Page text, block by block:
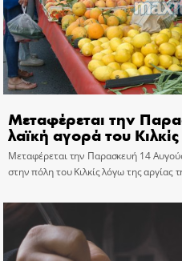
Μεταφέρεται την
λαϊκή αγορά του Κιλκίς
Μεταφέρεται την Παρασκευή 14
στην πόλη του Κιλκίς λόγω της αργίας